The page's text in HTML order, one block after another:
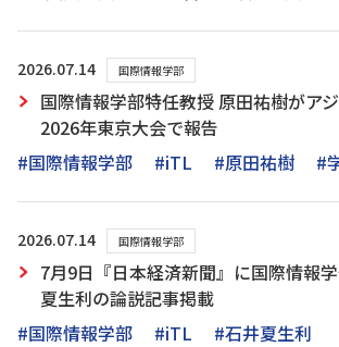
2026.07.14 国際情報学部
国際情報学部特任教授 原田祐樹がア
2026年東京大会で報告
#国際情報学部
#iTL #原田祐樹 #
2026.07.14 国際情報学部
7月9日『日本経済新聞』に国際情報
夏生利の論説記事掲載
#国際情報学部
#iTL #石井夏生利